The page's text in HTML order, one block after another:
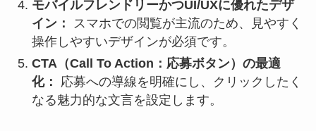
モバイルフレンドリーかつUI/UXに優れたデザ
イン：
スマホでの閲覧が主流のため、見やすく
操作しやすいデザインが必須です。
CTA（Call To Action：応募ボタン）の最適
化：
応募への導線を明確にし、クリックしたく
なる魅力的な文言を設定します。